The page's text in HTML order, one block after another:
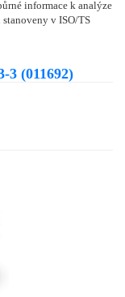
informace k analýze
v ISO/TS
3 (011692)